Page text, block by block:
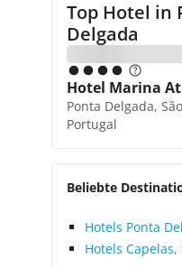
Top Hotel in
Delgada
Hotel Marina
Ponta Delgada,
Portugal
Beliebte
Hotels Ponta
Hotels